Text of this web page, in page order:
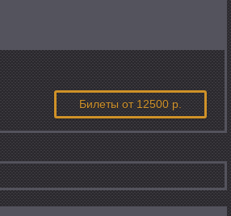
Билеты от 12500 р.